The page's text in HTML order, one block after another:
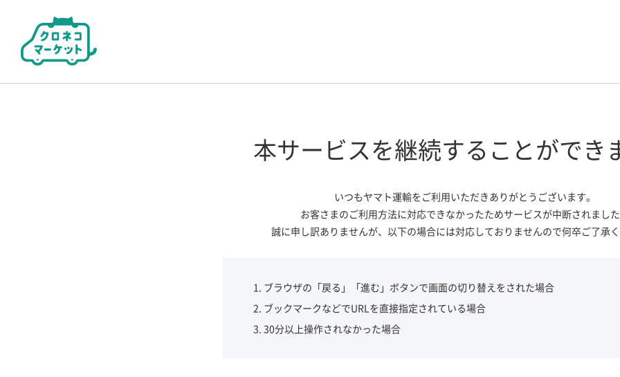
本サービスを継続する ことができ
いつもヤマト運輸をご利用いただきありがとうございます。
お客さまのご利用方法に対応できなかったためサービスが中断されました
誠に申し訳ありませんが、 以下の場合には対応しておりませんので何卒ご了承く
ブラウザの「戻る」「進む」ボタンで画面の切り替えをされた場合
ブックマークなどでURLを直接指定されている場合
30分以上操作されなかった場合